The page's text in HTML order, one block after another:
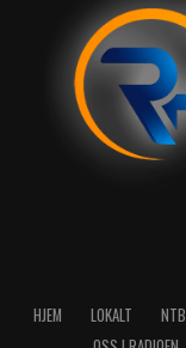
HJEM LOKALT NTB